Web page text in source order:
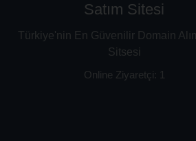
Satım Sitesi
Türkiye'nin En Güvenilir Domain
Sitsesi
Online Ziyaretçi: 1